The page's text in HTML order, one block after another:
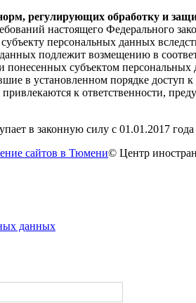
регулирующих обработку и
настоящего Федерального
персональных данных
подлежит возмещению в
понесенных субъектом персональных
в установленном порядке
к ответственности,
в законную силу с 01.01.2017
сайтов в Тюмени© Центр
данных